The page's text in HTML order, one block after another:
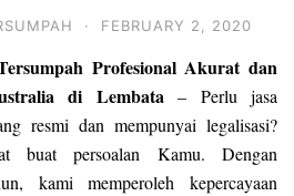
· FEBRUARY 2, 2020
Profesional Akurat dan
di Lembata – Perlu jasa
resmi dan mempunyai legalisasi?
buat persoalan Kamu. Dengan
kami memperoleh kepercayaan